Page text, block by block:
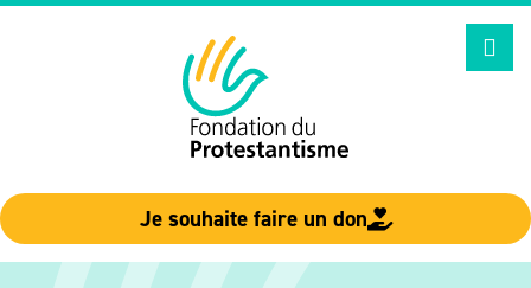
Je souhaite faire un don